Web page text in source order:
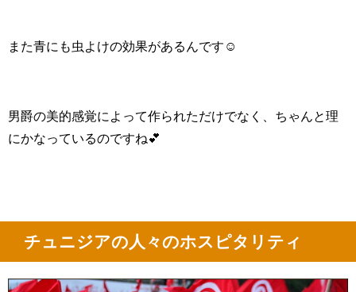
また青にも虫よけの効果があるんです☺
男爵の美的感覚によって作られただけでなく、ちゃんと理
にかなっているのですね💕
チュニジアの人々のホスピタリティ